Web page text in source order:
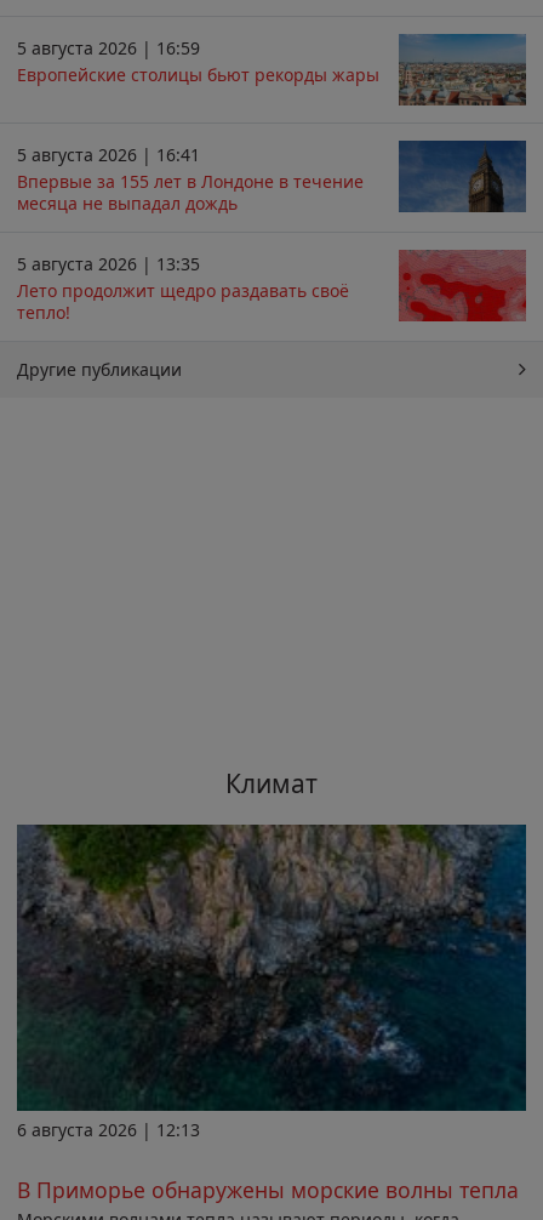
5 августа 2026 | 16:59
Европейские столицы бьют рекорды жары
5 августа 2026 | 16:41
Впервые за 155 лет в Лондоне в течение
месяца не выпадал дождь
5 августа 2026 | 13:35
Лето продолжит щедро раздавать своё
тепло!
Другие публикации
Климат
6 августа 2026 | 12:13
В Приморье обнаружены морские волны тепла